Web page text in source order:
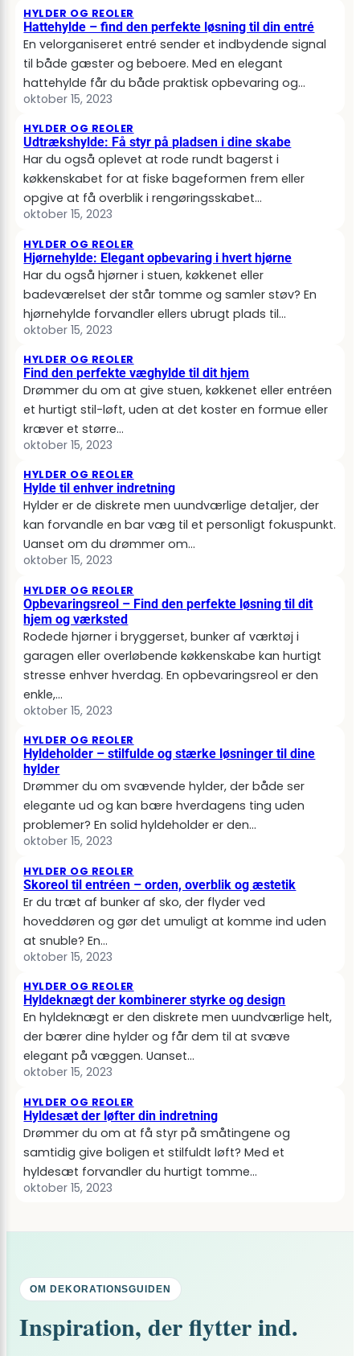
HYLDER OG REOLER
Hattehylde – find den perfekte løsning til din entré
En velorganiseret entré sender et indbydende signal
til både gæster og beboere. Med en elegant
hattehylde får du både praktisk opbevaring og…
oktober 15, 2023
HYLDER OG REOLER
Udtrækshylde: Få styr på pladsen i dine skabe
Har du også oplevet at rode rundt bagerst i
køkkenskabet for at fiske bageformen frem eller
opgive at få overblik i rengøringsskabet…
oktober 15, 2023
HYLDER OG REOLER
Hjørnehylde: Elegant opbevaring i hvert hjørne
Har du også hjørner i stuen, køkkenet eller
badeværelset der står tomme og samler støv? En
hjørnehylde forvandler ellers ubrugt plads til…
oktober 15, 2023
HYLDER OG REOLER
Find den perfekte væghylde til dit hjem
Drømmer du om at give stuen, køkkenet eller entréen
et hurtigt stil-løft, uden at det koster en formue eller
kræver et større…
oktober 15, 2023
HYLDER OG REOLER
Hylde til enhver indretning
Hylder er de diskrete men uundværlige detaljer, der
kan forvandle en bar væg til et personligt fokuspunkt.
Uanset om du drømmer om…
oktober 15, 2023
HYLDER OG REOLER
Opbevaringsreol – Find den perfekte løsning til dit
hjem og værksted
Rodede hjørner i bryggerset, bunker af værktøj i
garagen eller overløbende køkkenskabe kan hurtigt
stresse enhver hverdag. En opbevaringsreol er den
enkle,…
oktober 15, 2023
HYLDER OG REOLER
Hyldeholder – stilfulde og stærke løsninger til dine
hylder
Drømmer du om svævende hylder, der både ser
elegante ud og kan bære hverdagens ting uden
problemer? En solid hyldeholder er den…
oktober 15, 2023
HYLDER OG REOLER
Skoreol til entréen – orden, overblik og æstetik
Er du træt af bunker af sko, der flyder ved
hoveddøren og gør det umuligt at komme ind uden
at snuble? En…
oktober 15, 2023
HYLDER OG REOLER
Hyldeknægt der kombinerer styrke og design
En hyldeknægt er den diskrete men uundværlige helt,
der bærer dine hylder og får dem til at svæve
elegant på væggen. Uanset…
oktober 15, 2023
HYLDER OG REOLER
Hyldesæt der løfter din indretning
Drømmer du om at få styr på småtingene og
samtidig give boligen et stilfuldt løft? Med et
hyldesæt forvandler du hurtigt tomme…
oktober 15, 2023
OM DEKORATIONSGUIDEN
Inspiration, der flytter ind.